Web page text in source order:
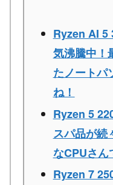
Ryzen AI 5
気沸騰中！
たノートパ
ね！
Ryzen 5
スパ品が続
なCPUさん
Ryzen 7